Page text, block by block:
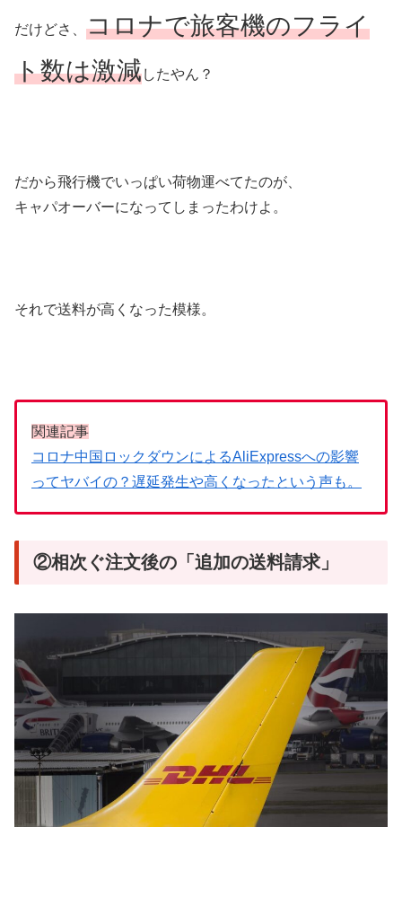
だけどさ、 コロナで旅客機のフライ
ト数は激減したやん？
だから飛行機でいっぱい荷物運べてたのが、
キャパオーバーになってしまったわけよ。
それで送料が高くなった模様。
関連記事
コロナ中国ロックダウンによるAliExpressへの影響
ってヤバイの？遅延発生や高くなったという声も。
②相次ぐ注文後の「追加の送料請求」